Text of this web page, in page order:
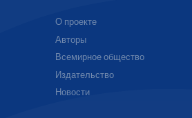
О проекте
Авторы
Всемирное общество
Издательство
Новости